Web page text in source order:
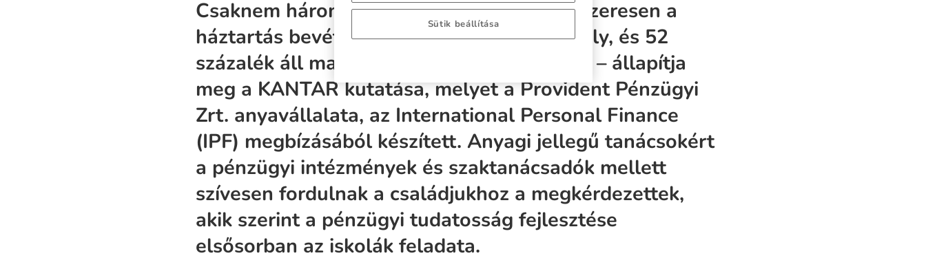
Csaknem háromszor annyian vezetik rendszeresen a
háztartás bevételeit és kiadásait, mint tavaly, és 52
százalék áll magabiztosan a pénzügyekhez – állapítja
meg a KANTAR kutatása, melyet a Provident Pénzügyi
Zrt. anyavállalata, az International Personal Finance
(IPF) megbízásából készített. Anyagi jellegű tanácsokért
a pénzügyi intézmények és szaktanácsadók mellett
szívesen fordulnak a családjukhoz a megkérdezettek,
akik szerint a pénzügyi tudatosság fejlesztése
elsősorban az iskolák feladata.
Sütik beállítása